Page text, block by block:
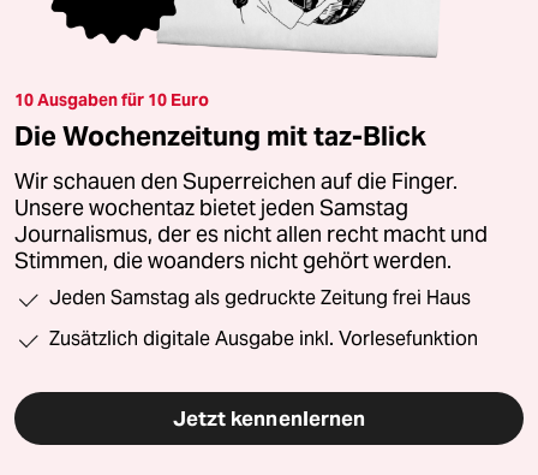
10 Ausgaben für 10 Euro
Die Wochenzeitung mit taz-Blick
Wir schauen den Superreichen auf die Finger.
Unsere wochentaz bietet jeden Samstag
Journalismus, der es nicht allen recht macht und
Stimmen, die woanders nicht gehört werden.
Jeden Samstag als gedruckte Zeitung frei Haus
Zusätzlich digitale Ausgabe inkl. Vorlesefunktion
Jetzt kennenlernen